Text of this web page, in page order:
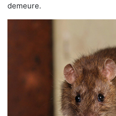
demeure.